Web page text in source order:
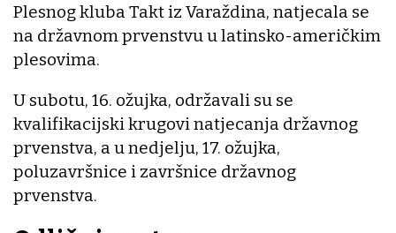
Plesnog kluba Takt iz Varaždina, natjecala se
na državnom prvenstvu u latinsko-američkim
plesovima.
U subotu, 16. ožujka, održavali su se
kvalifikacijski krugovi natjecanja državnog
prvenstva, a u nedjelju, 17. ožujka,
poluzavršnice i završnice državnog
prvenstva.